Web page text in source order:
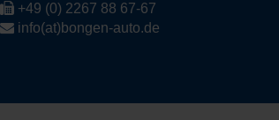
+49 (0) 2267 88 67-67
info(at)bongen-auto.de